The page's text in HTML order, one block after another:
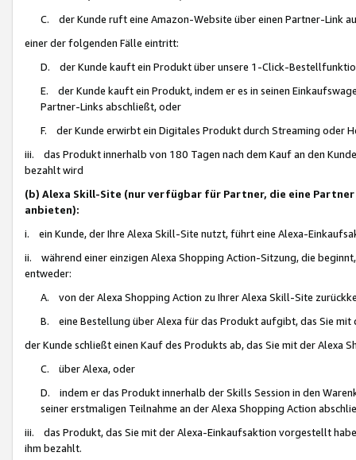
C. der Kunde ruft eine Amazon-Website über einen Partner-Link
einer der folgenden Fälle eintritt:
D. der Kunde kauft ein Produkt über unsere 1-Click-
E. der Kunde kauft ein Produkt, indem er es in seinen
Partner-Links abschließt, oder
F. der Kunde erwirbt ein Digitales Produkt durch Streaming oder
iii. das Produkt innerhalb von 180 Tagen nach dem Kauf an den
bezahlt wird
(b) Alexa Skill-Site (nur verfügbar für Partner, die eine
anbieten):
i. ein Kunde, der Ihre Alexa Skill-Site nutzt, führt eine Alexa-
ii. während einer einzigen Alexa Shopping Action-Sitzung, die
entweder:
A. von der Alexa Shopping Action zu Ihrer Alexa Skill-Site
B. eine Bestellung über Alexa für das Produkt aufgibt, das Sie mit
der Kunde schließt einen Kauf des Produkts ab, das Sie mit der Alexa
C. über Alexa, oder
D. indem er das Produkt innerhalb der Skills Session in den
seiner erstmaligen Teilnahme an der Alexa Shopping Action
iii. das Produkt, das Sie mit der Alexa-Einkaufsaktion vorgestellt
ihm bezahlt.